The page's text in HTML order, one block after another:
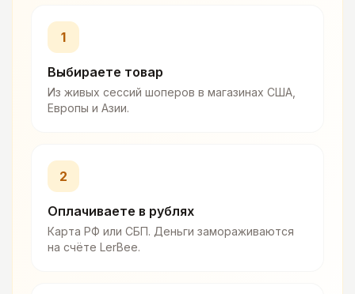
1
Выбираете товар
Из живых сессий шоперов в магазинах США,
Европы и Азии.
2
Оплачиваете в рублях
Карта РФ или СБП. Деньги замораживаются
на счёте LerBee.